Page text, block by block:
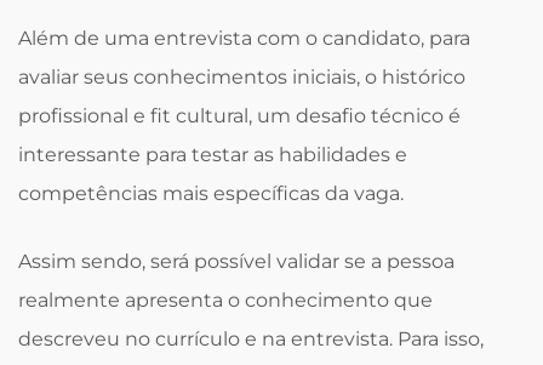
Além de uma entrevista com o candidato, para
avaliar seus conhecimentos iniciais, o histórico
profissional e fit cultural, um desafio técnico é
interessante para testar as habilidades e
competências mais específicas da vaga.
Assim sendo, será possível validar se a pessoa
realmente apresenta o conhecimento que
descreveu no currículo e na entrevista. Para isso,